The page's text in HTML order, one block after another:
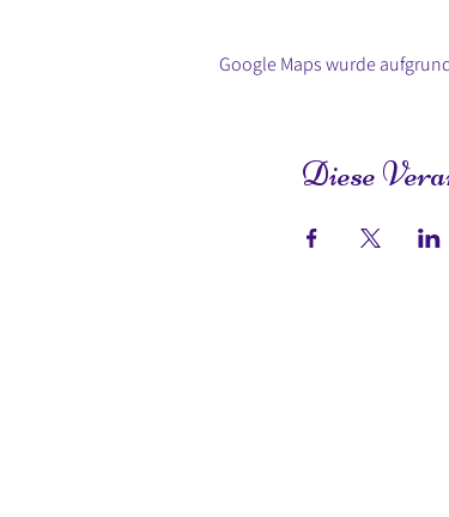
Google Maps wurde
Diese